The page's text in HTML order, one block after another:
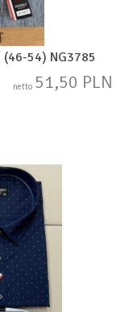
(46-54) NG3785
netto 51,50 PLN